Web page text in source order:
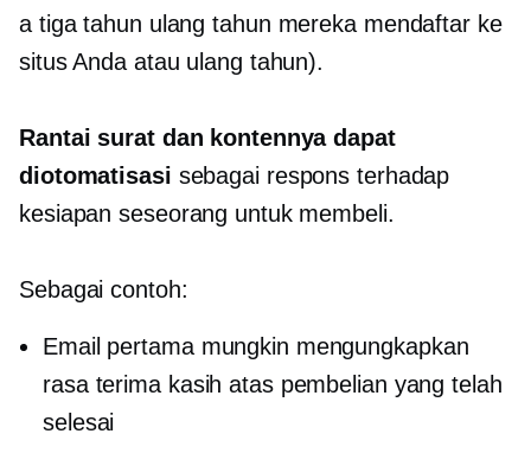
a tiga tahun ulang tahun mereka mendaftar ke
situs Anda atau ulang tahun).
Rantai surat dan kontennya dapat
diotomatisasi sebagai respons terhadap
kesiapan seseorang untuk membeli.
Sebagai contoh:
Email pertama mungkin mengungkapkan
rasa terima kasih atas pembelian yang telah
selesai